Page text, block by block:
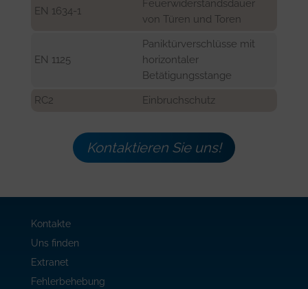
EN 1634-1
Feuerwiderstandsdauer
von Türen und Toren
EN 1125
Paniktürverschlüsse mit
horizontaler
Betätigungsstange
RC2
Einbruchschutz
Kontaktieren Sie uns!
Kontakte
Uns finden
Extranet
Fehlerbehebung